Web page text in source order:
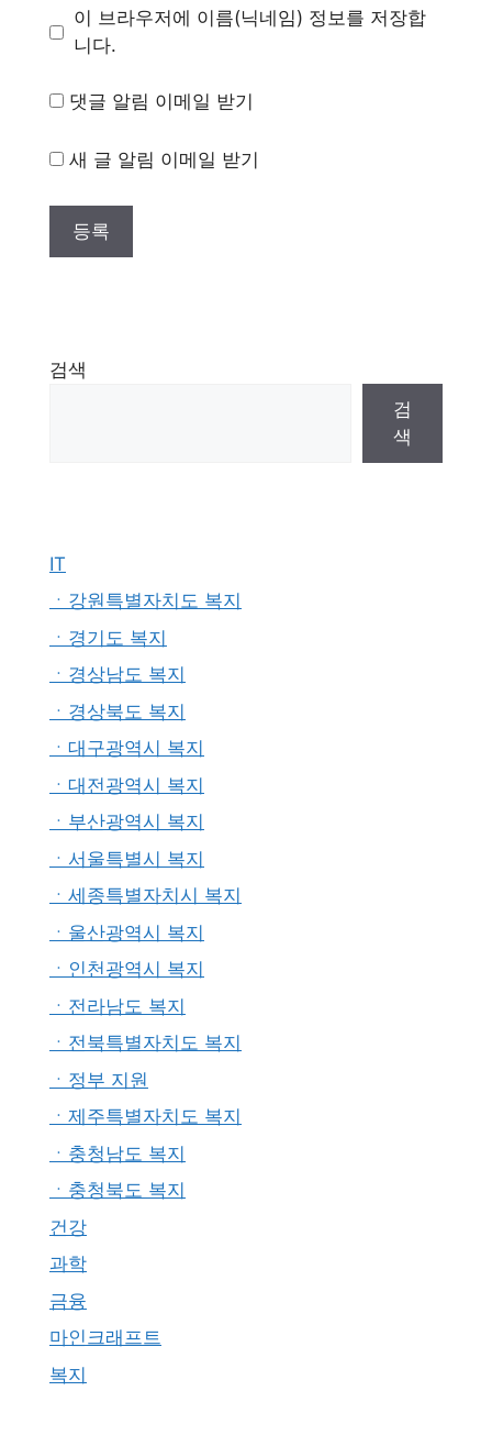
이 브라우저에 이름(닉네임) 정보를 저장합
니다.
댓글 알림 이메일 받기
새 글 알림 이메일 받기
검색
검
색
IT
ㆍ강원특별자치도 복지
ㆍ경기도 복지
ㆍ경상남도 복지
ㆍ경상북도 복지
ㆍ대구광역시 복지
ㆍ대전광역시 복지
ㆍ부산광역시 복지
ㆍ서울특별시 복지
ㆍ세종특별자치시 복지
ㆍ울산광역시 복지
ㆍ인천광역시 복지
ㆍ전라남도 복지
ㆍ전북특별자치도 복지
ㆍ정부 지원
ㆍ제주특별자치도 복지
ㆍ충청남도 복지
ㆍ충청북도 복지
건강
과학
금융
마인크래프트
복지